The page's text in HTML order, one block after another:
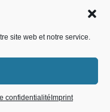
site web et notre service.
confidentialité Imprint